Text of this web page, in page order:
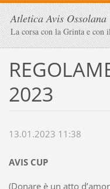
Atletica Avis Ossolana
La corsa con la Grinta e con
2023
13.01.2023 11:38
AVIS CUP
(Donare è un atto